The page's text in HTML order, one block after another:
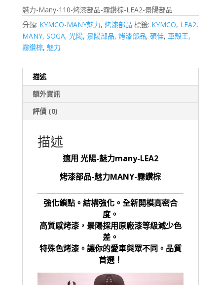
魅力-Many-110-烤漆部品-霧鑽棕-LEA2-景陽部品
分類: KYMCO-MANY魅力, 烤漆部品 標籤: KYMCO, LEA2,
MANY, SOGA, 光陽, 景陽部品, 烤漆部品, 碩佳, 車殼王,
霧鑽棕, 魅力
描述
額外資訊
評價 (0)
描述
適用 光陽-魅力many-LEA2
烤漆部品-魅力MANY-霧鑽棕
強化鎖點。結構強化。全新開模高密合
度。
高質感烤漆，景陽採用原廠漆等級減少色
差。
特殊色烤漆。讓你的愛車與眾不同。品質
首選！